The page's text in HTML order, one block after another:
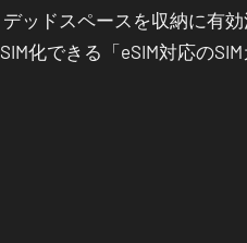
ッドスペースを収納に有
化できる「eSIM対応のSIM